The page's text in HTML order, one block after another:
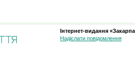
Інтернет-видання
Надіслати повідомлення